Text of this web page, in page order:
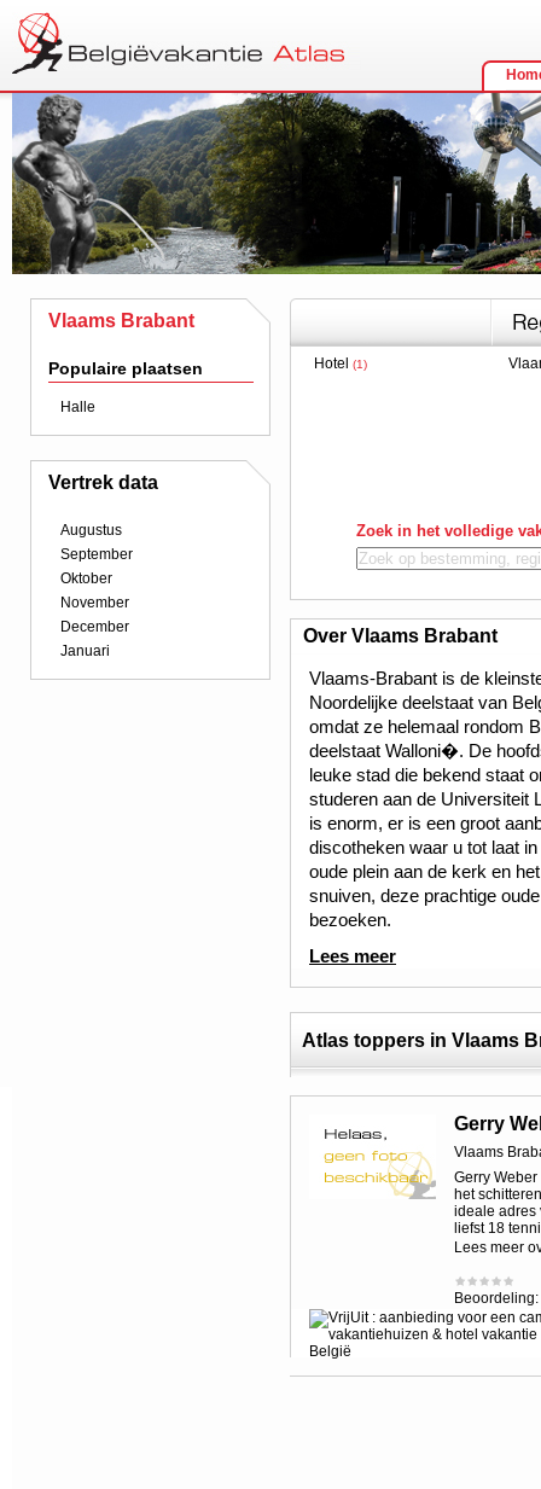
Vlaams Brabant
Populaire plaatsen
Halle
Vertrek data
Augustus
September
Oktober
November
December
Januari
Hotel (1)
Zoek in het volledige
Over Vlaams Brabant
Vlaams-Brabant is de
Noordelijke deelstaat van
omdat ze helemaal rondom
deelstaat Walloni�. De
leuke stad die bekend staat
studeren aan de Universiteit
is enorm, er is een groot
discotheken waar u tot laat
oude plein aan de kerk en
snuiven, deze prachtige
bezoeken.
Lees meer
Atlas toppers in Vlaams
Gerry
Vlaams
Gerry
het
ideale adres
liefst 18
Lees meer
Beoordeling: